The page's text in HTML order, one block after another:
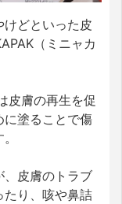
どといった皮
（ミニャカ
皮膚の再生を促
に塗ることで傷
、皮膚のトラブ
たり、咳や鼻詰